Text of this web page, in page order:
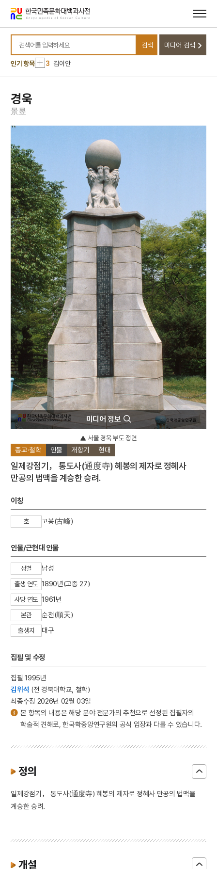
바로가기
바로가기
검색어를 입력하세요
검색 미디어 검색
인기 항목
10 유관순
1 대정실업친목회
2 세습무
3 김이안
4 날뫼북춤
1
대정실업친목회
2 세습무
3 김이안
4 날뫼북춤
5 로봇
6 본초강목
7 서낭당
8 성운대학교
9 안락국전
10 유관순
경욱
景昱
종교·철학 인물 개항기 현대
일제강점기， 통도사(通度寺) 혜봉의 제자로 정혜사
만공의 법맥을 계승한 승려.
이칭
호 고봉(古峰)
인물/근현대 인물
성별 남성
출생 연도 1890년(고종 27)
사망 연도 1961년
본관 순천(順天)
출생지 대구
집필 및 수정
집필 1995년
김위석 (전 경북대학교, 철학)
최종수정 2026년 02월 03일
미디어 정보
서울 경욱 부도 정면
본 항목의 내용은 해당 분야 전문가의 추천으로 선정된 집필자의
학술적 견해로, 한국학중앙연구원의 공식 입장과 다를 수 있습니다.
정의
일제강점기， 통도사(通度寺) 혜봉의 제자로 정혜사 만공의 법맥을
계승한 승려.
개설